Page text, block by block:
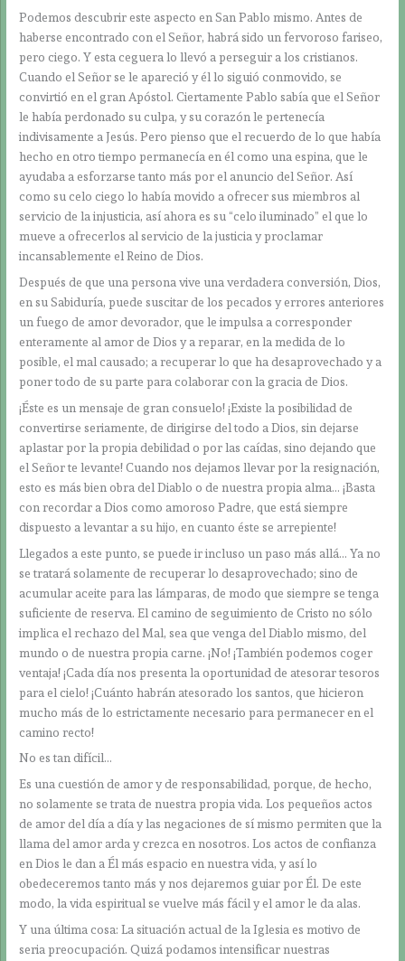
Podemos descubrir este aspecto en San Pablo mismo. Antes de
haberse encontrado con el Señor, habrá sido un fervoroso fariseo,
pero ciego. Y esta ceguera lo llevó a perseguir a los cristianos.
Cuando el Señor se le apareció y él lo siguió conmovido, se
convirtió en el gran Apóstol. Ciertamente Pablo sabía que el Señor
le había perdonado su culpa, y su corazón le pertenecía
indivisamente a Jesús. Pero pienso que el recuerdo de lo que había
hecho en otro tiempo permanecía en él como una espina, que le
ayudaba a esforzarse tanto más por el anuncio del Señor. Así
como su celo ciego lo había movido a ofrecer sus miembros al
servicio de la injusticia, así ahora es su “celo iluminado” el que lo
mueve a ofrecerlos al servicio de la justicia y proclamar
incansablemente el Reino de Dios.
Después de que una persona vive una verdadera conversión, Dios,
en su Sabiduría, puede suscitar de los pecados y errores anteriores
un fuego de amor devorador, que le impulsa a corresponder
enteramente al amor de Dios y a reparar, en la medida de lo
posible, el mal causado; a recuperar lo que ha desaprovechado y a
poner todo de su parte para colaborar con la gracia de Dios.
¡Éste es un mensaje de gran consuelo! ¡Existe la posibilidad de
convertirse seriamente, de dirigirse del todo a Dios, sin dejarse
aplastar por la propia debilidad o por las caídas, sino dejando que
el Señor te levante! Cuando nos dejamos llevar por la resignación,
esto es más bien obra del Diablo o de nuestra propia alma… ¡Basta
con recordar a Dios como amoroso Padre, que está siempre
dispuesto a levantar a su hijo, en cuanto éste se arrepiente!
Llegados a este punto, se puede ir incluso un paso más allá… Ya no
se tratará solamente de recuperar lo desaprovechado; sino de
acumular aceite para las lámparas, de modo que siempre se tenga
suficiente de reserva. El camino de seguimiento de Cristo no sólo
implica el rechazo del Mal, sea que venga del Diablo mismo, del
mundo o de nuestra propia carne. ¡No! ¡También podemos coger
ventaja! ¡Cada día nos presenta la oportunidad de atesorar tesoros
para el cielo! ¡Cuánto habrán atesorado los santos, que hicieron
mucho más de lo estrictamente necesario para permanecer en el
camino recto!
No es tan difícil…
Es una cuestión de amor y de responsabilidad, porque, de hecho,
no solamente se trata de nuestra propia vida. Los pequeños actos
de amor del día a día y las negaciones de sí mismo permiten que la
llama del amor arda y crezca en nosotros. Los actos de confianza
en Dios le dan a Él más espacio en nuestra vida, y así lo
obedeceremos tanto más y nos dejaremos guiar por Él. De este
modo, la vida espiritual se vuelve más fácil y el amor le da alas.
Y una última cosa: La situación actual de la Iglesia es motivo de
seria preocupación. Quizá podamos intensificar nuestras